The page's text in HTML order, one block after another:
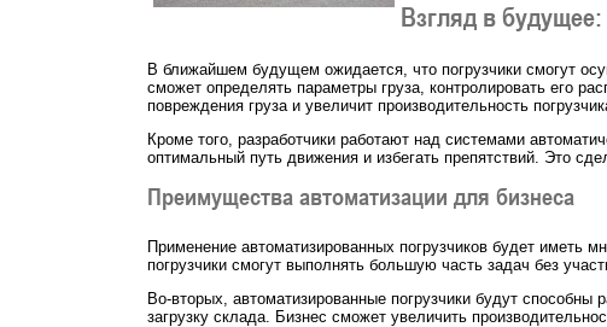
Взгляд в
В ближайшем будущем ожидается, что погрузчики смогут
сможет определять параметры груза, контролировать его
повреждения груза и увеличит производительность
Кроме того, разработчики работают над системами
оптимальный путь движения и избегать препятствий. Это
Преимущества автоматизации для бизнеса
Применение автоматизированных погрузчиков будет иметь
погрузчики смогут выполнять большую часть задач без
Во-вторых, автоматизированные погрузчики будут
загрузку склада. Бизнес сможет увеличить